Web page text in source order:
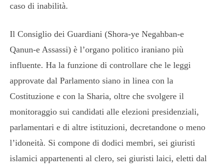
caso di inabilità.
Il Consiglio dei Guardiani (Shora-ye Negahban-e
Qanun-e Assassi) è l’organo politico iraniano più
influente. Ha la funzione di controllare che le leggi
approvate dal Parlamento siano in linea con la
Costituzione e con la Sharia, oltre che svolgere il
monitoraggio sui candidati alle elezioni presidenziali,
parlamentari e di altre istituzioni, decretandone o meno
l’idoneità. Si compone di dodici membri, sei giuristi
islamici appartenenti al clero, sei giuristi laici, eletti dal